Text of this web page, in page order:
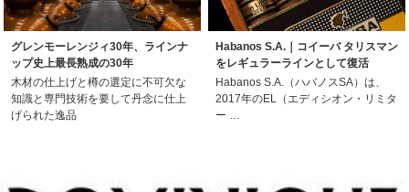
グレンモーレンジィ30年、ラインナ
ップ史上最長熟成の30年
木材の仕上げと樽の選定に不可欠な
知識と専門技術を要して丹念に仕上
げられた逸品
Habanos S.A.｜コイーバ タリスマン
をレギュラーラインとして復活
Habanos S.A.（ハバノスSA）は、
2017年のEL（エディシオン・リミタ
ー …